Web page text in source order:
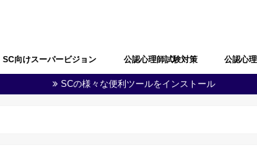
SC向けスーパービジョン 公認心理師試験対策
公認心理師としての職責の自覚
問題解決能力と生涯学習
多職種連携・地域連携
心理学・臨床心理学の全体像
心理学における研究
心理学に関する実験
知覚及び認知
学習及び言語
感情及び人格
脳・神経の働き
社会及び集団に関する心理学
発達
障害者(児)の心理学
心理状態の観察及び結果の分析
心理に関する支援
健康・医療に関する心理学
福祉に関する心理学
教育に関する心理学
司法・犯罪に関する心理学
産業・組織に関する心理学
人体の構造と機能及び疾病
精神疾患とその治療
公認心理師に関する制度
その他（心の健康教育に関する事項
公認心
SCの様々な便利ツールをインストール